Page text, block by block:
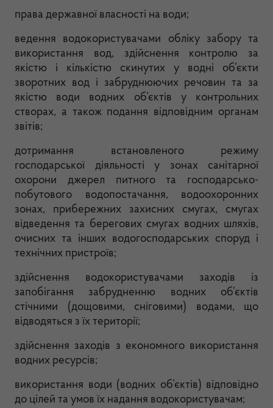
права державної власності на води;
ведення водокористувачами обліку забору та
використання вод, здійснення контролю за
якістю і кількістю скинутих у водні об’єкти
зворотних вод і забруднюючих речовин та за
якістю води водних об’єктів у контрольних
створах, а також подання відповідним органам
звітів;
дотримання встановленого режиму
господарської діяльності у зонах санітарної
охорони джерел питного та господарсько-
побутового водопостачання, водоохоронних
зонах, прибережних захисних смугах, смугах
відведення та берегових смугах водних шляхів,
очисних та інших водогосподарських споруд і
технічних пристроїв;
здійснення водокористувачами заходів із
запобігання забрудненню водних об’єктів
стічними (дощовими, сніговими) водами, що
відводяться з їх території;
здійснення заходів з економного використання
водних ресурсів;
використання води (водних об’єктів) відповідно
до цілей та умов їх надання водокористувачам;